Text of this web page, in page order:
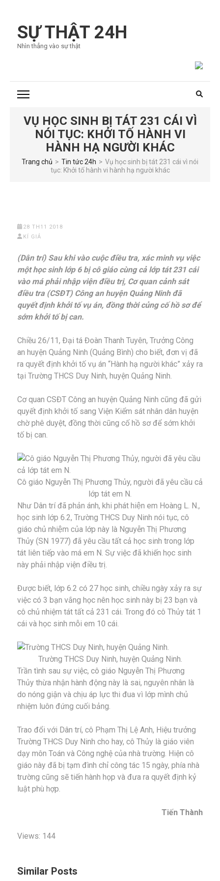
qua
tới
Enter)
SỰ THẬT 24H
Nhìn thẳng vào sự thật
VỤ HỌC SINH BỊ TÁT 231 CÁI VÌ
NÓI TỤC: KHỞI TỐ HÀNH VI
HÀNH HẠ NGƯỜI KHÁC
Trang chủ > Tin tức 24h > Vụ học sinh bị tát 231 cái vì nói
tục: Khởi tố hành vi hành hạ người khác
28 TH11 2018
KÍ GIẢ
(Dân trí) Sau khi vào cuộc điều tra, xác minh vụ việc
một học sinh lớp 6 bị cô giáo cùng cả lớp tát 231 cái
vào má phải nhập viện điều trị, Cơ quan cảnh sát
điều tra (CSĐT) Công an huyện Quảng Ninh đã
quyết định khởi tố vụ án, đồng thời củng cố hồ sơ để
sớm khởi tố bị can.
Chiều 26/11, Đại tá Đoàn Thanh Tuyên, Trưởng Công
an huyện Quảng Ninh (Quảng Bình) cho biết, đơn vị đã
ra quyết định khởi tố vụ án “Hành hạ người khác” xảy ra
tại Trường THCS Duy Ninh, huyện Quảng Ninh.
Cơ quan CSĐT Công an huyện Quảng Ninh cũng đã gửi
quyết định khởi tố sang Viện Kiểm sát nhân dân huyện
chờ phê duyệt, đồng thời cũng cố hồ sơ để sớm khởi
tố bị can.
Cô giáo Nguyễn Thị Phương Thủy, người đã yêu cầu cả
lớp tát em N.
Như Dân trí đã phản ánh, khi phát hiện em Hoàng L. N.,
học sinh lớp 6.2, Trường THCS Duy Ninh nói tục, cô
giáo chủ nhiệm của lớp này là Nguyễn Thị Phương
Thủy (SN 1977) đã yêu cầu tất cả học sinh trong lớp
tát liên tiếp vào má em N. Sự việc đã khiến học sinh
này phải nhập viện điều trị.
Được biết, lớp 6.2 có 27 học sinh, chiều ngày xảy ra sự
việc có 3 bạn vắng học nên học sinh này bị 23 bạn và
cô chủ nhiệm tát tất cả 231 cái. Trong đó cô Thủy tát 1
cái và học sinh mỗi em 10 cái.
Trường THCS Duy Ninh, huyện Quảng Ninh.
Trần tình sau sự việc, cô giáo Nguyễn Thị Phương
Thủy thừa nhận hành động này là sai, nguyên nhân là
do nóng giận và chịu áp lực thi đua vì lớp mình chủ
nhiệm luôn đứng cuối bảng.
Trao đổi với Dân trí, cô Phạm Thị Lệ Anh, Hiệu trưởng
Trường THCS Duy Ninh cho hay, cô Thủy là giáo viên
dạy môn Toán và Công nghệ của nhà trường. Hiện cô
giáo này đã bị tạm đình chỉ công tác 15 ngày, phía nhà
trường cũng sẽ tiến hành họp và đưa ra quyết định kỷ
luật phù hợp.
Tiến Thành
Views: 144
Similar Posts